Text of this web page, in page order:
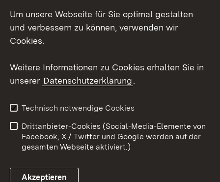
Social Wall
Youtube
Kontakt
Datenschutz
Barrierefreiheit
Impressum Cookies
Um unsere Webseite für Sie optimal gestalten
und verbessern zu können, verwenden wir
Cookies.
Weitere Informationen zu Cookies erhalten Sie in
unserer Datenschutzerklärung.
Technisch notwendige Cookies
Drittanbieter-Cookies (Social-Media-Elemente von
Facebook, X / Twitter und Google werden auf der
gesamten Webseite aktiviert.)
Akzeptieren